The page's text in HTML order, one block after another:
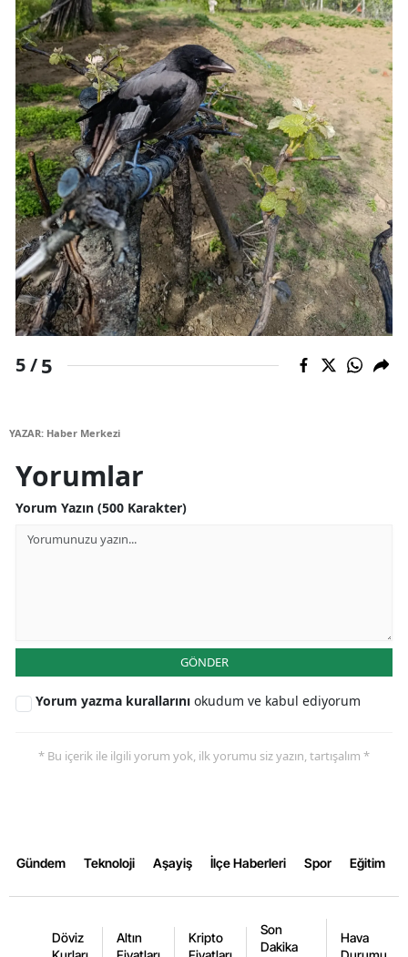
Şırnak
Bartın
Ardahan
Iğdır
Yalova
Karabük
Kilis
Osmaniye
Düzce
5 /5
YAZAR: Haber Merkezi
Yorumlar
Yorum Yazın (500 Karakter)
GÖNDER
Yorum yazma kurallarını okudum ve kabul ediyorum
* Bu içerik ile ilgili yorum yok, ilk yorumu siz yazın, tartışalım *
Gündem Teknoloji Aşayiş İlçe Haberleri Spor Eğitim
Döviz
Altın
Kripto
Son
Dakika
Hava